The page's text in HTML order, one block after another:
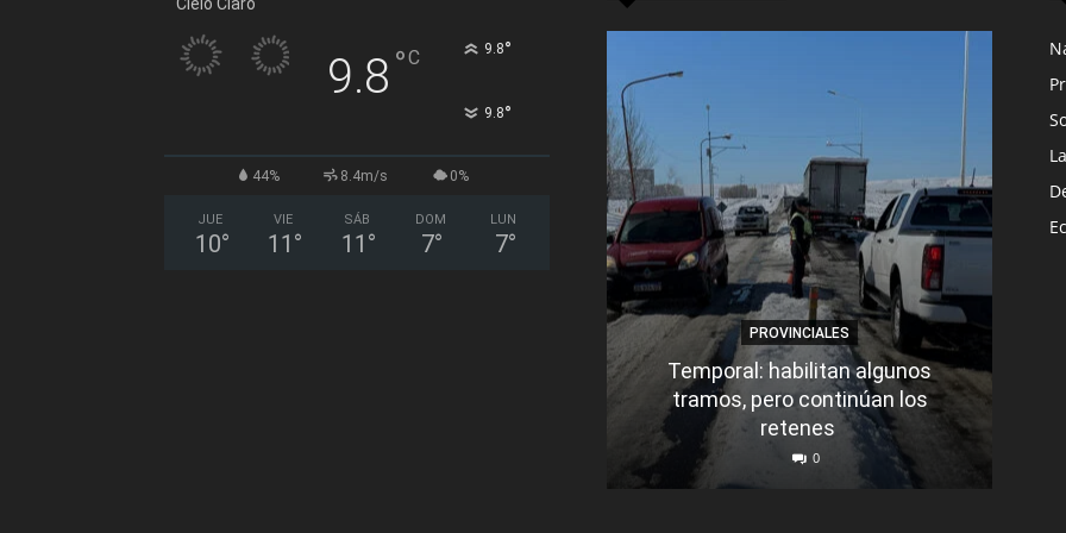
9.8 °C 9.8°
9.8°
44% 8.4m/s 0%
JUE
10°
VIE
11 °
SÁB
11 °
DOM
7°
LUN
7°
PROVINCIALES
Temporal: habilitan algunos
tramos, pero continúan los
retenes
0